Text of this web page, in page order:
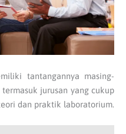
tantangannya masing-
termasuk jurusan yang cukup
dan praktik laboratorium.